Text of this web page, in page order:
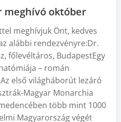
meghívó október
meghívjuk Önt, kedves
alábbi rendezvényre:Dr.
főlevéltáros, BudapestEgy
– román
első világháborút lezáró
Magyar Monarchia
több mint 1000
Magyarország végét